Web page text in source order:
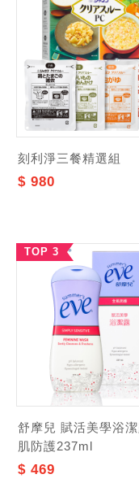
刻利淨三餐精選組
$ 980
TOP 3
舒摩兒 賦活美學浴
肌防護237ml
$ 469